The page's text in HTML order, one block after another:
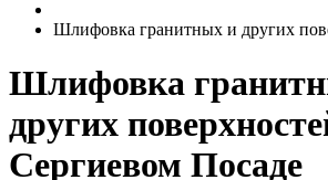
Шлифовка гранитных и других
Шлифовка
других
Сергиевом Посаде